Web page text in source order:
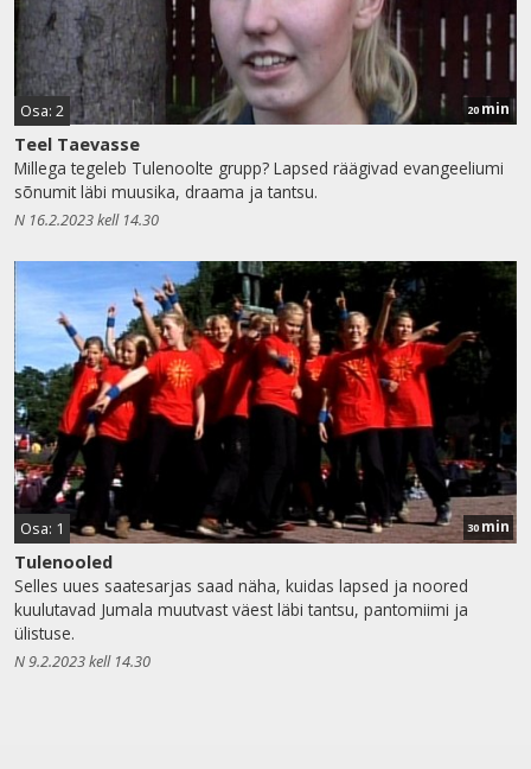
Osa: 2 20 min
Teel Taevasse
Millega tegeleb Tulenoolte grupp? Lapsed räägivad evangeeliumi
sõnumit läbi muusika, draama ja tantsu.
N 16.2.2023 kell 14.30
Osa: 1 30 min
Tulenooled
Selles uues saatesarjas saad näha, kuidas lapsed ja noored
kuulutavad Jumala muutvast väest läbi tantsu, pantomiimi ja
ülistuse.
N 9.2.2023 kell 14.30